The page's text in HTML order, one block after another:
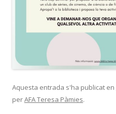
Aquesta entrada s'ha publicat en
perAFA Teresa Pàmies.